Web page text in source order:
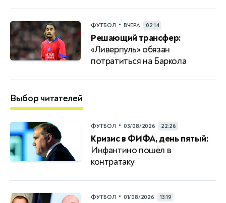
ФУТБОЛ • ВЧЕРА 02:14
Решающий трансфер:
«Ливерпуль» обязан
потратиться на Баркола
Выбор читателей
ФУТБОЛ • 03/08/2026 22:26
Кризис в ФИФА, день пятый:
Инфантино пошёл в
контратаку
ФУТБОЛ • 01/08/2026 13:19